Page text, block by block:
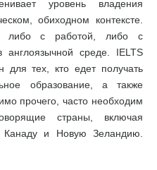
уровень владения
обиходном контексте.
либо с работой, либо с
англоязычной среде. IELTS
для тех, кто едет получать
образование, а также
прочего, часто необходим
страны, включая
Канаду и Новую Зеландию.